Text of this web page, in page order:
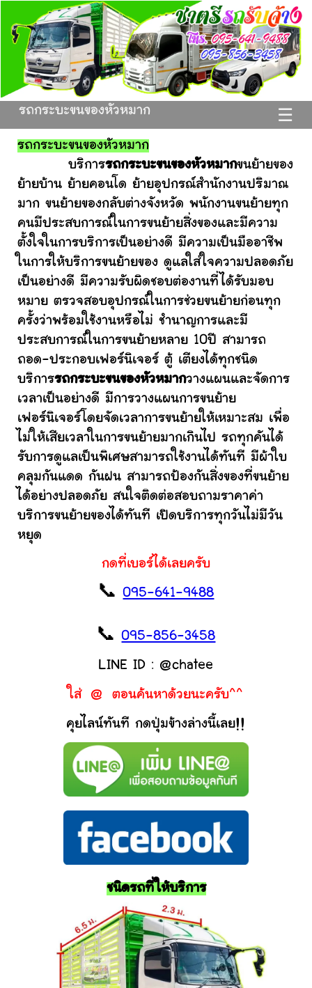
☰
รถกระบะขนของหัวหมาก
รถกระบะขนของหัวหมาก
บริการรถกระบะขนของหัวหมากขนย้ายของ
ย้ายบ้าน ย้ายคอนโด ย้ายอุปกรณ์สำนักงานปริมาณ
มาก ขนย้ายของกลับต่างจังหวัด พนักงานขนย้ายทุก
คนมีประสบการณ์ในการขนย้ายสิ่งของและมีความ
ตั้งใจในการบริการเป็นอย่างดี มีความเป็นมืออาชีพ
ในการให้บริการขนย้ายของ ดูแลใส่ใจความปลอดภัย
เป็นอย่างดี มีความรับผิดชอบต่องานที่ได้รับมอบ
หมาย ตรวจสอบอุปกรณ์ในการช่วยขนย้ายก่อนทุก
ครั้งว่าพร้อมใช้งานหรือไม่ ชำนาญการและมี
ประสบการณ์ในการขนย้ายหลาย 10ปี สามารถ
ถอด-ประกอบเฟอร์นิเจอร์ ตู้ เตียงได้ทุกชนิด
บริการรถกระบะขนของหัวหมากวางแผนและจัดการ
เวลาเป็นอย่างดี มีการวางแผนการขนย้าย
เฟอร์นิเจอร์โดยจัดเวลาการขนย้ายให้เหมาะสม เพื่อ
ไม่ให้เสียเวลาในการขนย้ายมากเกินไป รถทุกคันได้
รับการดูแลเป็นพิเศษสามารถใช้งานได้ทันที มีผ้าใบ
คลุมกันแดด กันฝน สามารถป้องกันสิ่งของที่ขนย้าย
ได้อย่างปลอดภัย สนใจติดต่อสอบถามราคาค่า
บริการขนย้ายของได้ทันที เปิดบริการทุกวันไม่มีวัน
หยุด
กดที่เบอร์ได้เลยครับ
📞095-641-9488
📞095-856-3458
LINE ID : @chatee
ใส่ @ ตอนค้นหาด้วยนะครับ^^
คุยไลน์ทันที กดปุ่มข้างล่างนี้เลย!!
ชนิดรถที่ให้บริการ